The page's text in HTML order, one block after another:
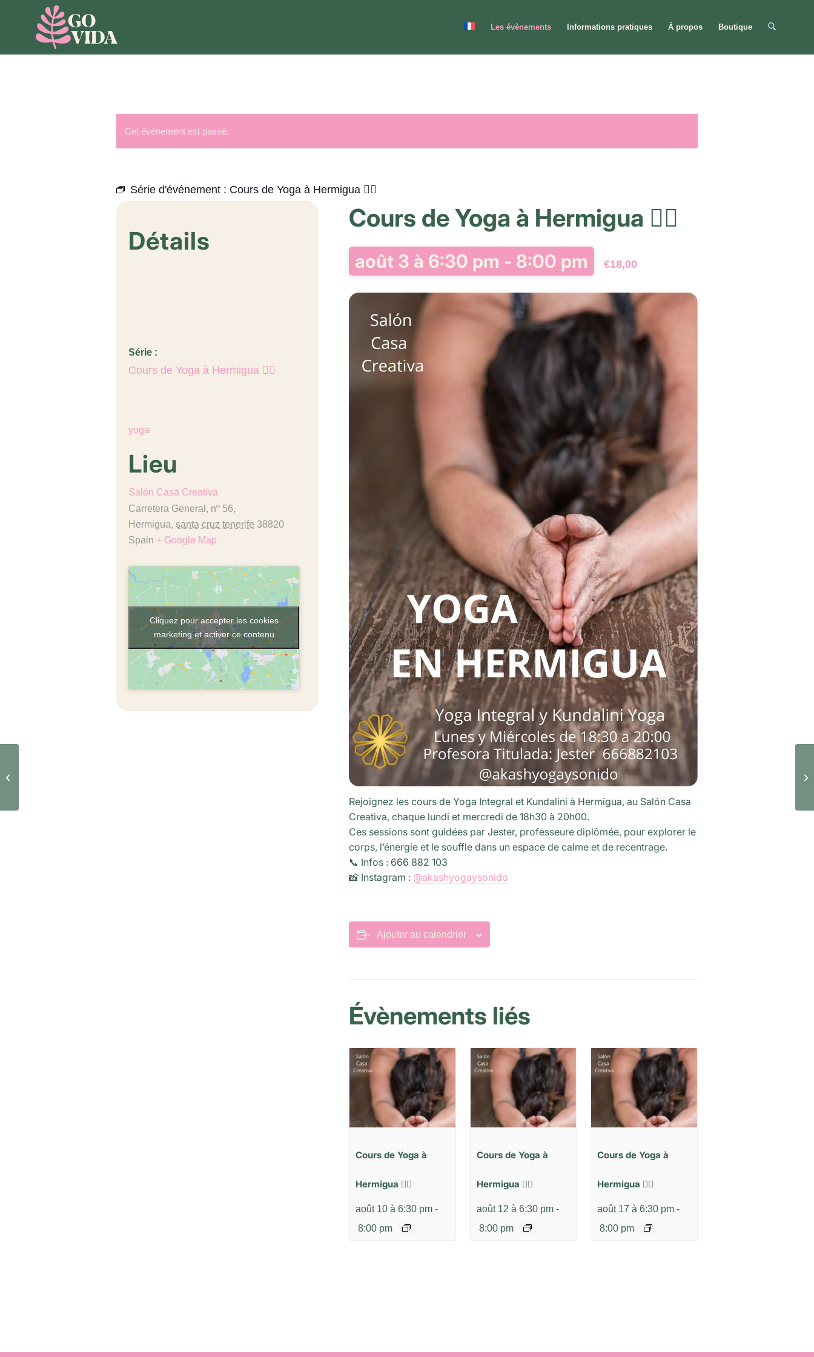
Les évènements Informations pratiques À propos Boutique
Cet évènement est passé.
Série d'événement : Cours de Yoga à Hermigua 🧘‍♂️
Cours de Yoga à Hermigua 🧘‍♂️
août 3 à 6:30 pm - 8:00 pm €18,00
Rejoignez les cours de Yoga Integral et Kundalini à Hermigua, au Salón Casa
Creativa, chaque lundi et mercredi de 18h30 à 20h00.
Ces sessions sont guidées par Jester, professeure diplômée, pour explorer le
corps, l’énergie et le souffle dans un espace de calme et de recentrage.
📞 Infos : 666 882 103
📸 Instagram : @akashyogaysonido
Ajouter au calendrier
Évènements liés
Cours de Yoga à
Hermigua 🧘‍♂️
août 10 à 6:30 pm -
8:00 pm
Cours de Yoga à
Hermigua 🧘‍♂️
août 12 à 6:30 pm -
8:00 pm
Cours de Yoga à
Hermigua 🧘‍♂️
août 17 à 6:30 pm -
8:00 pm
Détails
Série :
Cours de Yoga à Hermigua 🧘‍♂️
yoga
Lieu
Salón Casa Creativa
Carretera General, nº 56,
Hermigua, santa cruz tenerife 38820
Spain + Google Map
Cliquez pour accepter les cookies
marketing et activer ce contenu